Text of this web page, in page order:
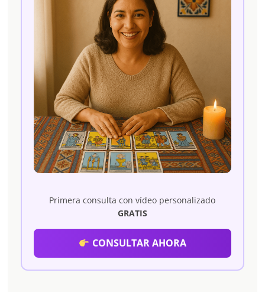
Primera consulta con vídeo personalizado
GRATIS
CONSULTAR AHORA